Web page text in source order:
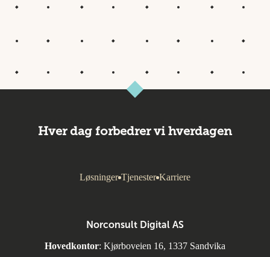
Hver dag forbedrer vi hverdagen
Løsninger Tjenester Karriere
Norconsult Digital AS
Hovedkontor: Kjørboveien 16, 1337 Sandvika